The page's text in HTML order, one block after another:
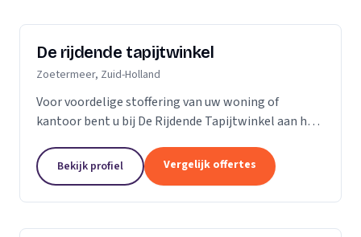
De rijdende tapijtwinkel
Zoetermeer, Zuid-Holland
Voor voordelige stoffering van uw woning of
kantoor bent u bij De Rijdende Tapijtwinkel aan het
thuis met ons uitgebreide 'up to date' collectie...
Bekijk profiel Vergelijk offertes